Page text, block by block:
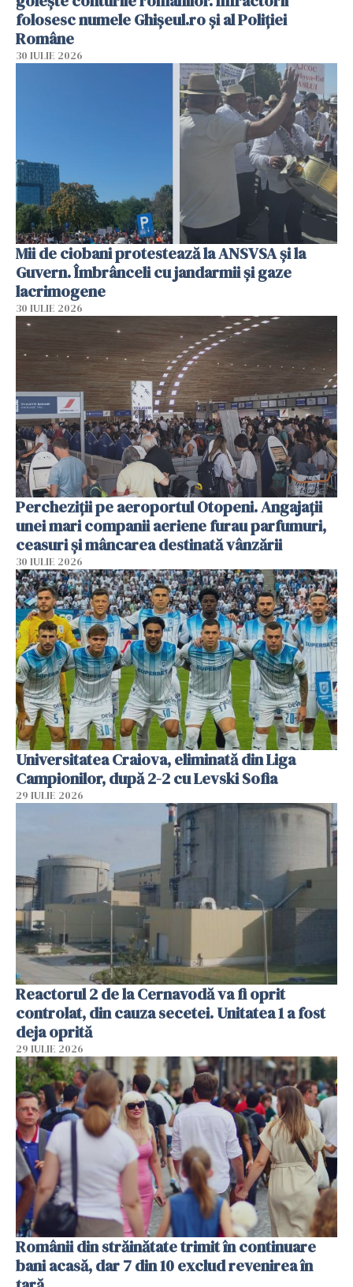
folosesc numele Ghișeul.ro și al Poliției
Române
30 IULIE 2026
Mii de ciobani protestează la ANSVSA și la
Guvern. Îmbrânceli cu jandarmii și gaze
lacrimogene
30 IULIE 2026
Percheziții pe aeroportul Otopeni. Angajații
unei mari companii aeriene furau parfumuri,
ceasuri și mâncarea destinată vânzării
30 IULIE 2026
Universitatea Craiova, eliminată din Liga
Campionilor, după 2-2 cu Levski Sofia
29 IULIE 2026
Reactorul 2 de la Cernavodă va fi oprit
controlat, din cauza secetei. Unitatea 1 a fost
deja oprită
29 IULIE 2026
Românii din străinătate trimit în continuare
bani acasă, dar 7 din 10 exclud revenirea în